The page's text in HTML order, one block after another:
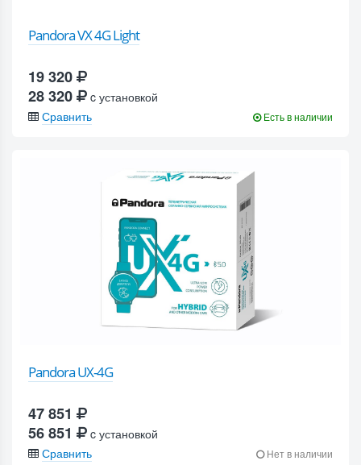
Pandora VX 4G Light
19 320
28 320
c установкой
Сравнить
Есть в наличии
Pandora UX-4G
47 851
56 851
c установкой
Сравнить
Нет в наличии